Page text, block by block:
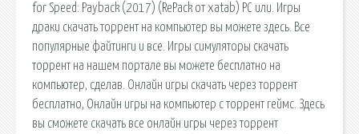
for Speed: Payback (2017) (RePack от xatab) PC или. Игры
драки скачать торрент на компьютер вы можете здесь. Все
популярные файтинги и все. Игры симуляторы скачать
торрент на нашем портале вы можете бесплатно на
компьютер, сделав. Онлайн игры скачать через торрент
бесплатно, Онлайн игры на компьютер с торрент геймс. Здесь
вы сможете скачать все онлайн игры через торрент